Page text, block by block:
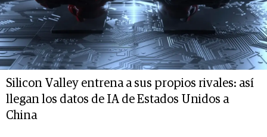
Silicon Valley entrena a sus propios rivales: así
llegan los datos de IA de Estados Unidos a
China